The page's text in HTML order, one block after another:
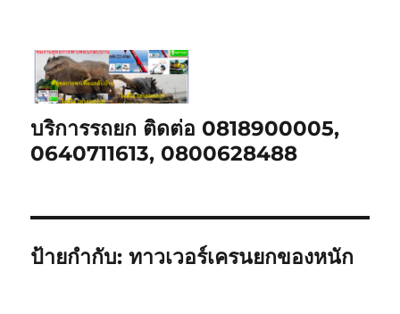
บริการรถยก ติดต่อ 0818900005,
0640711613, 0800628488
ป้ายกำกับ:ทาวเวอร์เครนยกของหนัก